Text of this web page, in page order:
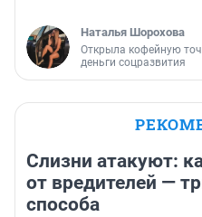
Наталья Шорохова
Открыла кофейную
деньги соцразвития
Слизни атакуют:
от вредителей —
способа